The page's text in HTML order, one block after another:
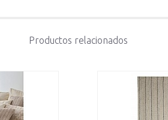
Productos relacionados